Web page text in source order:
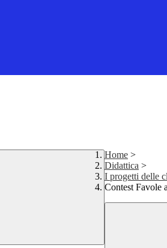
Home >
Didattica >
I progetti delle
Contest Favole